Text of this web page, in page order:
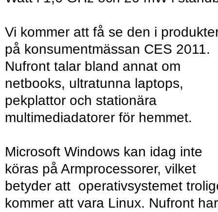
Vi kommer att få se den i
på konsumentmässan CES 2011.
Nufront talar bland annat om
netbooks, ultratunna laptops,
pekplattor och stationära
multimediadatorer för hemmet.
Microsoft Windows kan idag inte
köras på Armprocessorer, vilket
betyder att operativsystemet
kommer att vara Linux. Nufront har